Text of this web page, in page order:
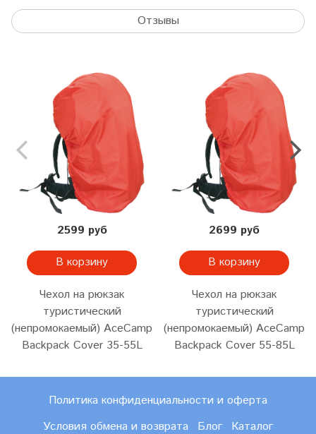
Отзывы
2599 руб
В корзину
Чехол на рюкзак
туристический
(непромокаемый) AceCamp
Backpack Cover 35-55L
2699 руб
В корзину
Чехол на рюкзак
туристический
(непромокаемый) AceCamp
Backpack Cover 55-85L
Политика конфиденциальности и оферта
Условия обмена и возврата
Блог Каталог